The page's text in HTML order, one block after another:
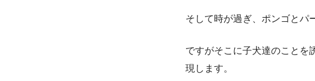
そして時が過ぎ、ポンゴとパ
ですがそこに子犬達のことを
現します。